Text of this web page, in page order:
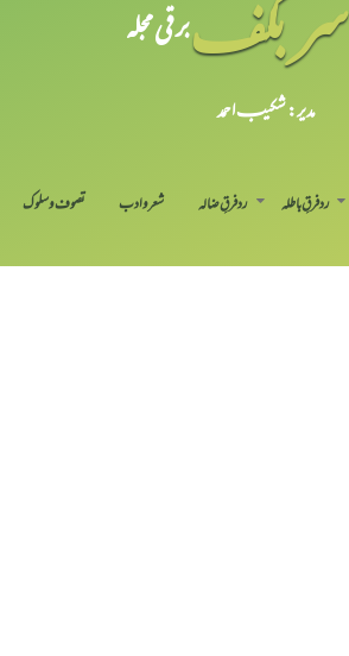
برقی مجلہ
مدیر: شکیبـ احمد
رد فرقِ باطلہ رد فرقِ ضالہ شعر و ادب تصوف و سلوک